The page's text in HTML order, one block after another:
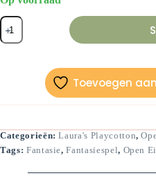
Speeldoek
Geel
90
Toevoegen
Categorieën:Laura's Playcotton,
Tags: Fantasie,Fantasiespel, Open